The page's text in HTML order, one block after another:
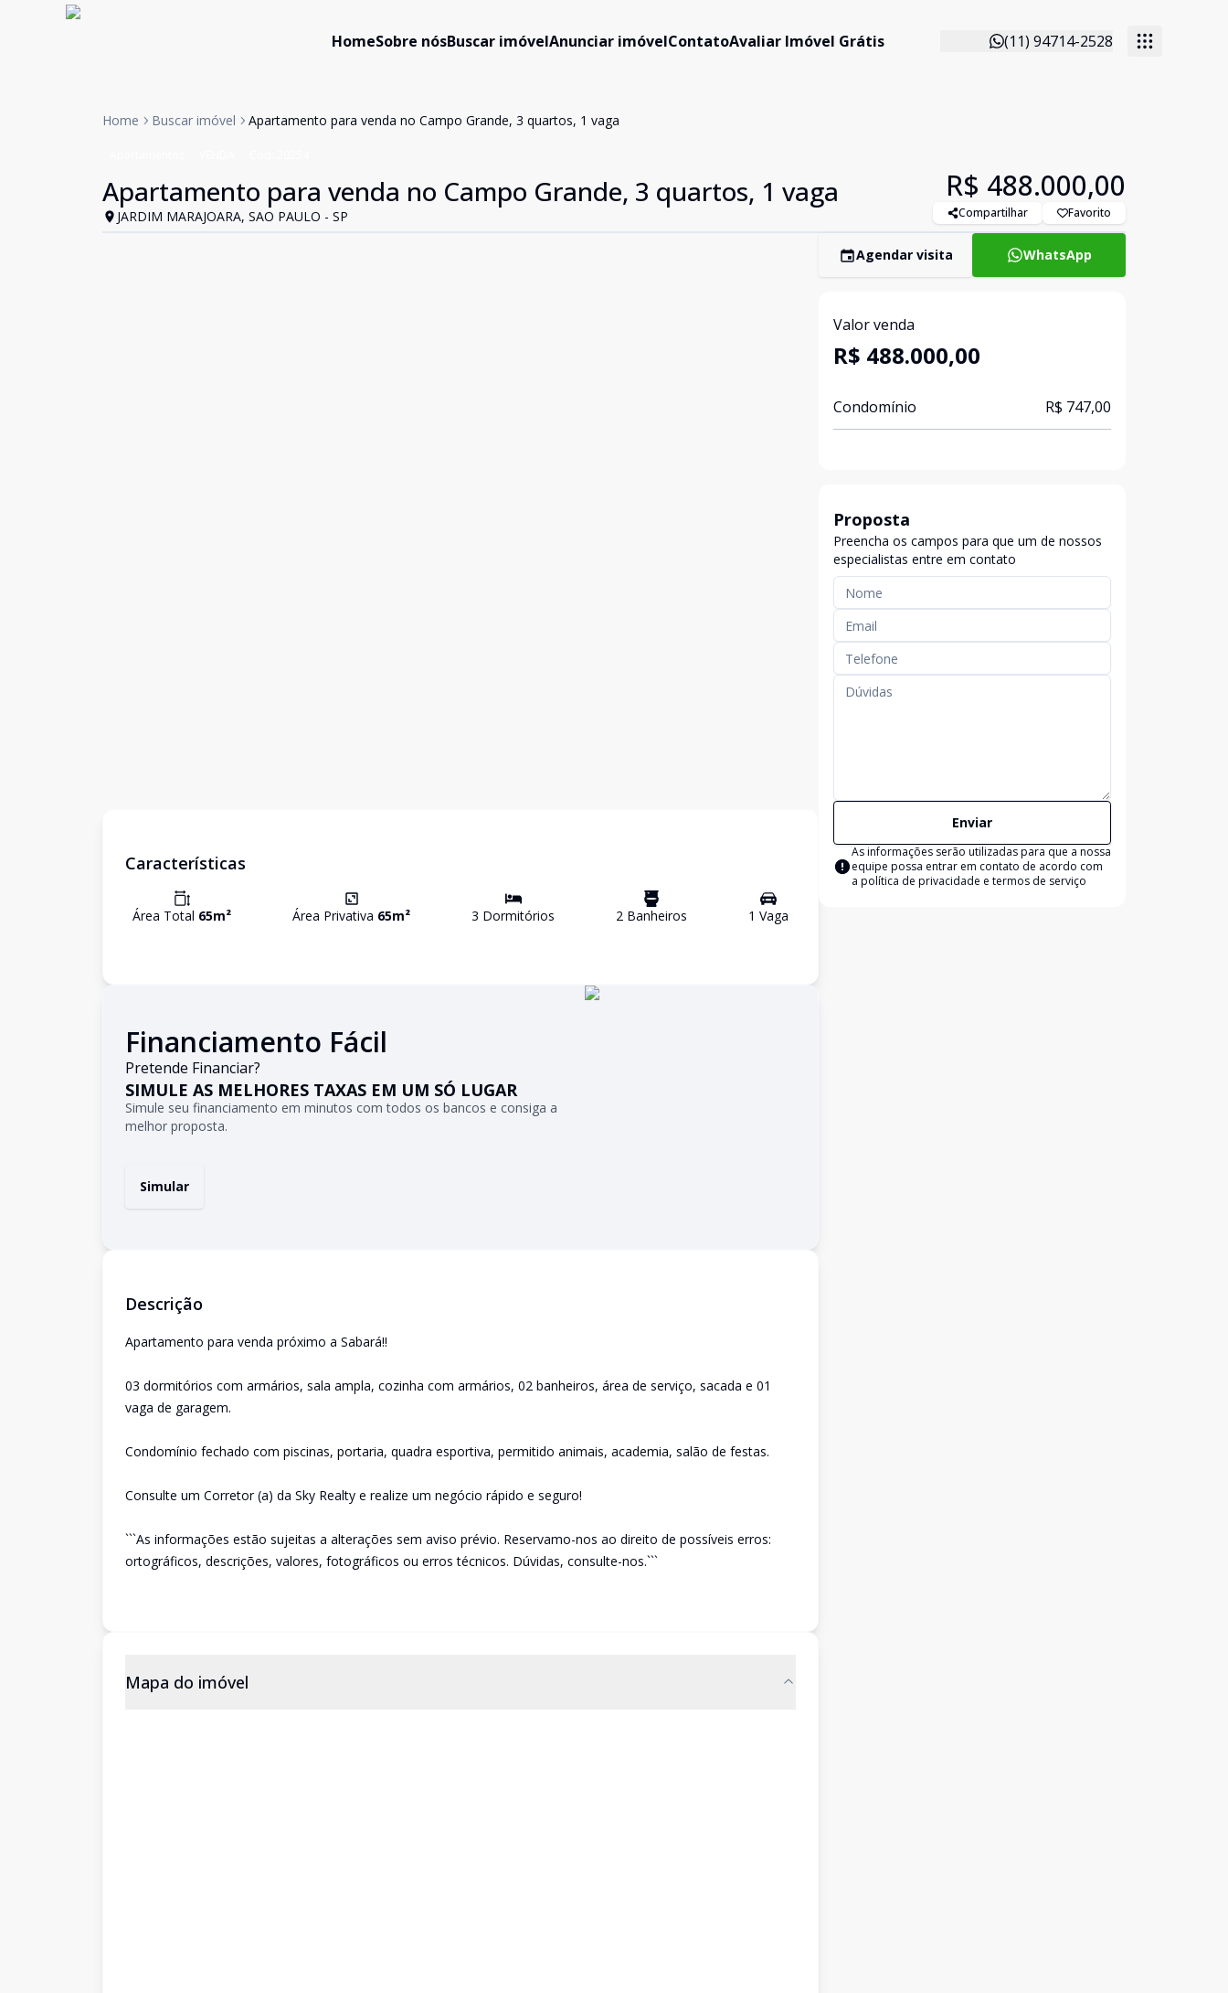
HomeSobre nósBuscar imóvelAnunciar imóvelContatoAvaliar Imóvel Grátis (11) 94714-2528
Home Buscar imóvel Apartamento para venda no Campo Grande, 3 quartos, 1 vaga
Apartamento para venda no Campo Grande, 3 quartos, 1 vaga
JARDIM MARAJOARA, SAO PAULO - SP
R$ 488.000,00
Compartilhar Favorito
Características
Área Total 65m² Área Privativa 65m² 3 Dormitórios 2 Banheiros 1 Vaga
Financiamento Fácil
Pretende Financiar?
SIMULE AS MELHORES TAXAS EM UM SÓ LUGAR
Simule seu financiamento em minutos com todos os bancos e consiga a
melhor proposta.
Simular
Descrição
Apartamento para venda próximo a Sabará!!
03 dormitórios com armários, sala ampla, cozinha com armários, 02 banheiros, área de serviço, sacada e 01
vaga de garagem.
Condomínio fechado com piscinas, portaria, quadra esportiva, permitido animais, academia, salão de festas.
Consulte um Corretor (a) da Sky Realty e realize um negócio rápido e seguro!
```As informações estão sujeitas a alterações sem aviso prévio. Reservamo-nos ao direito de possíveis erros:
ortográficos, descrições, valores, fotográficos ou erros técnicos. Dúvidas, consulte-nos.```
Mapa do imóvel
Agendar visita WhatsApp
Valor venda
R$ 488.000,00
Condomínio R$ 747,00
Proposta
Preencha os campos para que um de nossos
especialistas entre em contato
Enviar
As informações serão utilizadas para que a nossa
equipe possa entrar em contato de acordo com
a política de privacidade e termos de serviço